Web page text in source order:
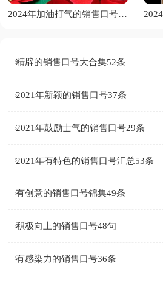
2024年加油打气的销售口号集锦46句
精辟的销售口号大合集52条
2021年新颖的销售口号37条
2021年鼓励士气的销售口号29条
2021年有特色的销售口号汇总53条
有创意的销售口号锦集49条
积极向上的销售口号48句
有感染力的销售口号36条